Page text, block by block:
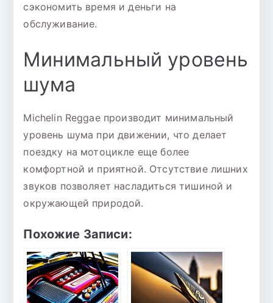
сэкономить время и деньги на
обслуживание.
Минимальный уровень
шума
Michelin Reggae производит минимальный
уровень шума при движении, что делает
поездку на мотоцикле еще более
комфортной и приятной. Отсутствие лишних
звуков позволяет насладиться тишиной и
окружающей природой.
Похожие Записи: